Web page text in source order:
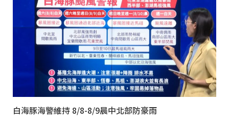
白海豚海警維持 8/8-8/9晨中北部防豪雨